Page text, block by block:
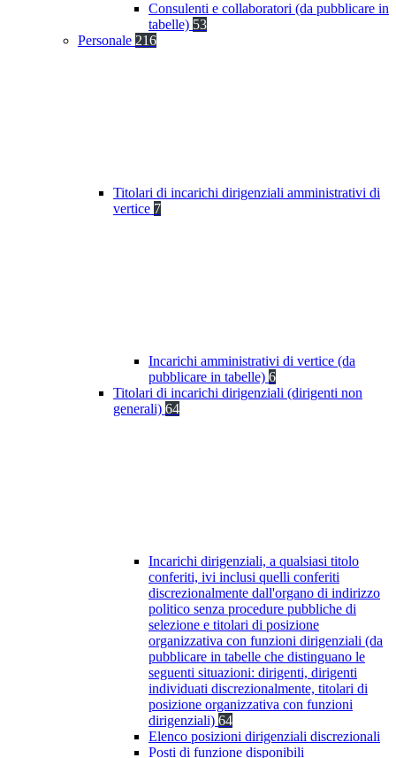
Consulenti e collaboratori (da pubblicare in
tabelle) 53
Personale 216
Titolari di incarichi dirigenziali amministrativi di
vertice 7
Incarichi amministrativi di vertice (da
pubblicare in tabelle) 6
Titolari di incarichi dirigenziali (dirigenti non
generali) 64
Incarichi dirigenziali, a qualsiasi titolo
conferiti, ivi inclusi quelli conferiti
discrezionalmente dall'organo di indirizzo
politico senza procedure pubbliche di
selezione e titolari di posizione
organizzativa con funzioni dirigenziali (da
pubblicare in tabelle che distinguano le
seguenti situazioni: dirigenti, dirigenti
individuati discrezionalmente, titolari di
posizione organizzativa con funzioni
dirigenziali) 64
Elenco posizioni dirigenziali discrezionali
Posti di funzione disponibili